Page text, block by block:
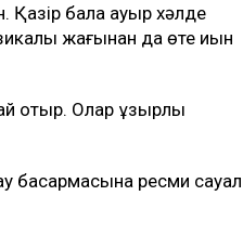
Қазір бала ауыр хәлде
жағынан да өте қиын
отыр. Олар құзырлы
басқармасына ресми сауал